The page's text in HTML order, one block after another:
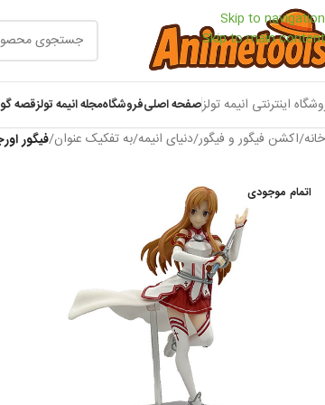
Skip to navigation
Skip to main content
اینترنتی انیمه تولزصفحه اصلیفروشگاهمجله انیمه تولزقصه گو
خانه/اکشن فیگور و فیگور/دنیای انیمه/به تفکیک عنوان/فیگور
اتمام موجودی